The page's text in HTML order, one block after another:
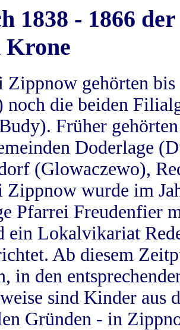
1838 - 1866
Krone
Zippnow gehörten
noch die beiden
Früher
Doderlage
(Glowaczewo),
Zippnow wurde im
Pfarrei Freudenfier
ein Lokalvikariat
Ab diesem
in den
sind Kinder aus
Gründen - in